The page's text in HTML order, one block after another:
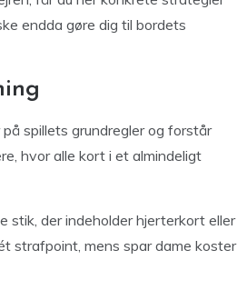
endda gøre dig til bordets
spillets grundregler og forstår
hvor alle kort i et almindeligt
stik, der indeholder hjerterkort eller
strafpoint, mens spar dame koster